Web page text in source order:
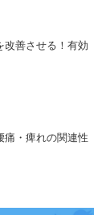
改善させる！有効
痛・痺れの関連性